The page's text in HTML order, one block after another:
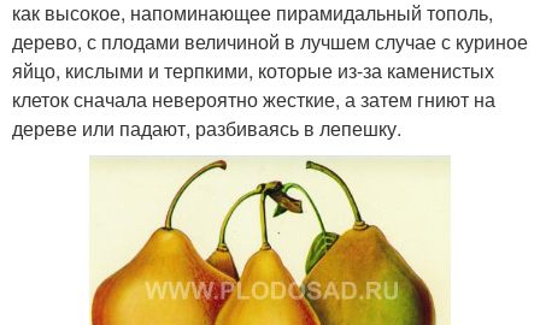
как высокое, напоминающее пирамидальный тополь,
дерево, с плодами величиной в лучшем случае с куриное
яйцо, кислыми и терпкими, которые из-за каменистых
клеток сначала невероятно жесткие, а затем гниют на
дереве или падают, разбиваясь в лепешку.